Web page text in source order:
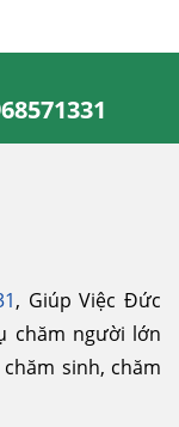
, Giúp Việc Đức
chăm người lớn
sinh, chăm